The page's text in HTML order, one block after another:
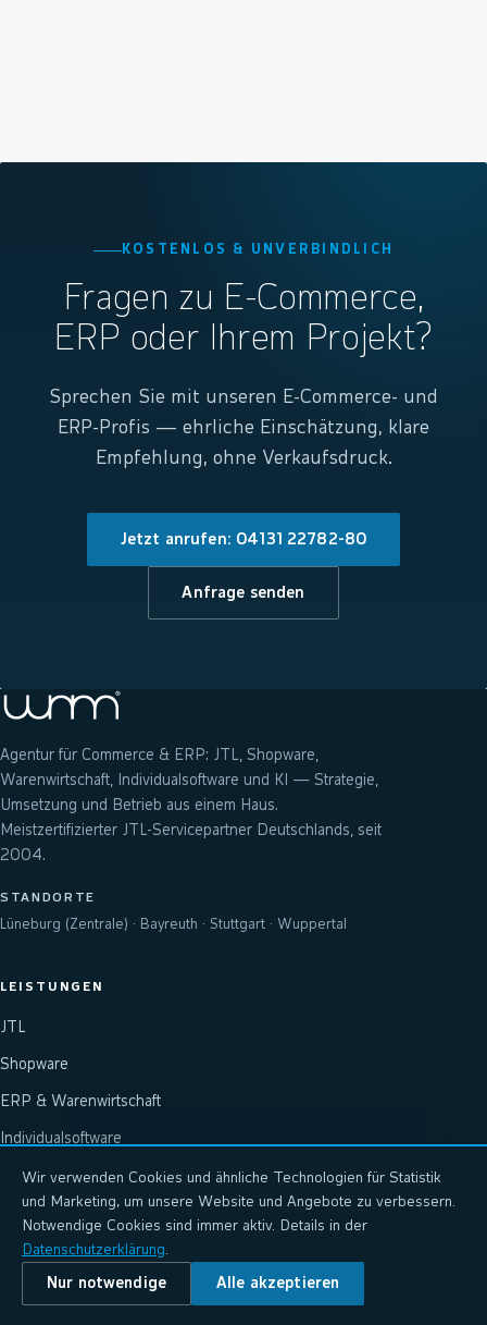
KOSTENLOS & UNVERBINDLICH
Fragen zu E-Commerce,
ERP oder Ihrem Projekt?
Sprechen Sie mit unseren E-Commerce- und
ERP-Profis — ehrliche Einschätzung, klare
Empfehlung, ohne Verkaufsdruck.
Jetzt anrufen: 04131 22782-80
Anfrage senden
Agentur für Commerce & ERP: JTL, Shopware,
Warenwirtschaft, Individualsoftware und KI — Strategie,
Umsetzung und Betrieb aus einem Haus.
Meistzertifizierter JTL-Servicepartner Deutschlands, seit
2004.
STANDORTE
Lüneburg (Zentrale) · Bayreuth · Stuttgart · Wuppertal
LEISTUNGEN
JTL
Shopware
ERP & Warenwirtschaft
Individualsoftware
KI — wnm.ai
Onlinemarketing
Hosting
Eigene Produkte — easyRMA & mehr
Wir verwenden Cookies und ähnliche Technologien für Statistik
und Marketing, um unsere Website und Angebote zu verbessern.
Notwendige Cookies sind immer aktiv. Details in der
Datenschutzerklärung.
Nur notwendige Alle akzeptieren